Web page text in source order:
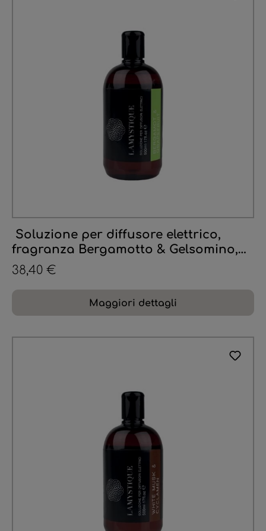
Soluzione per diffusore elettrico,
fragranza Bergamotto & Gelsomino,
500 ml
38,40 €
Maggiori dettagli